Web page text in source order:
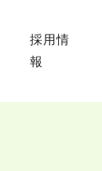
採用情
報